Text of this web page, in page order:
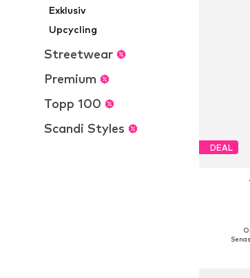
Exklusiv
Upcycling
Streetwear
Premium
Topp 100
Scandi Styles
DEAL